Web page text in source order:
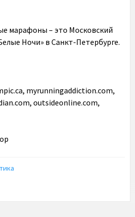
марафоны – это Московский
Ночи» в Санкт-Петербурге.
myrunningaddiction.com,
outsideonline.com,